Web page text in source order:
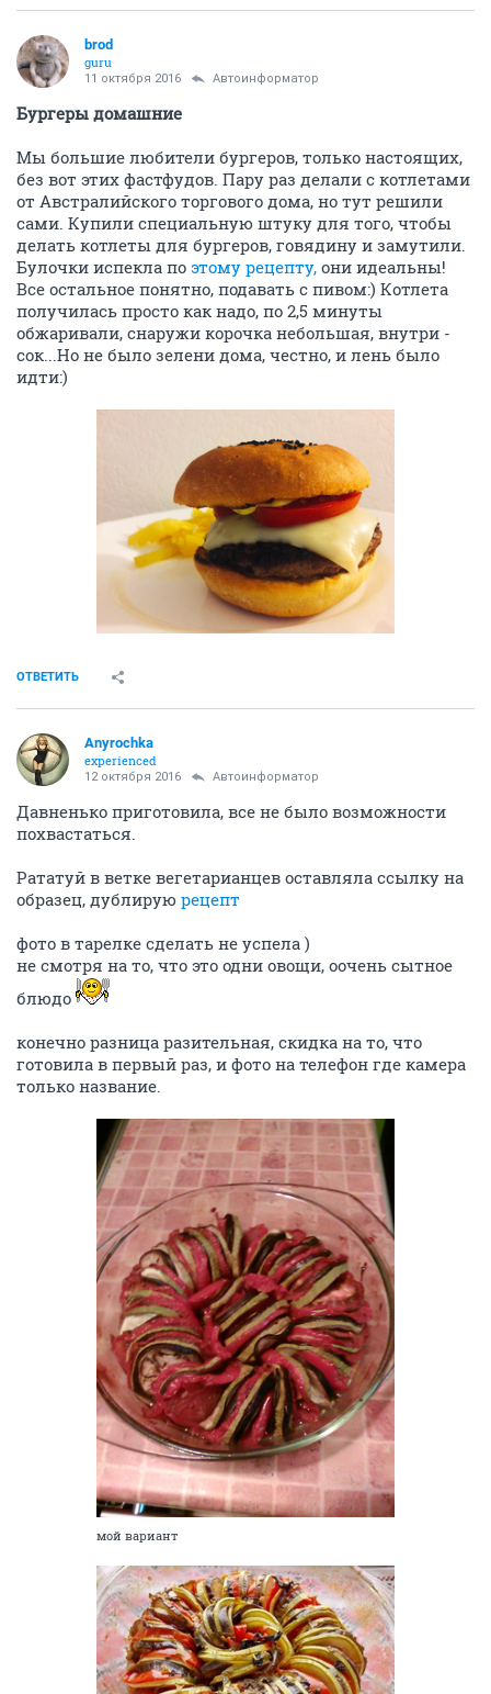
brod
guru
11 октября 2016 Автоинформатор
Бургеры домашние
Мы большие любители бургеров, только настоящих,
без вот этих фастфудов. Пару раз делали с котлетами
от Австралийского торгового дома, но тут решили
сами. Купили специальную штуку для того, чтобы
делать котлеты для бургеров, говядину и замутили.
Булочки испекла по этому рецепту, они идеальны!
Все остальное понятно, подавать с пивом:) Котлета
получилась просто как надо, по 2,5 минуты
обжаривали, снаружи корочка небольшая, внутри -
сок...Но не было зелени дома, честно, и лень было
идти:)
ОТВЕТИТЬ
Anyrochka
experienced
12 октября 2016 Автоинформатор
Давненько приготовила, все не было возможности
похвастаться.
Рататуй в ветке вегетарианцев оставляла ссылку на
образец, дублирую рецепт
фото в тарелке сделать не успела )
не смотря на то, что это одни овощи, оочень сытное
блюдо
конечно разница разительная, скидка на то, что
готовила в первый раз, и фото на телефон где камера
только название.
мой вариант